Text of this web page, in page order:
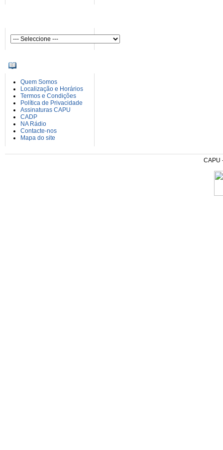
Quem Somos
Localização e Horários
Termos e Condições
Política de Privacidade
Assinaturas CAPU
CADP
NA Rádio
Contacte-nos
Mapa do site
CAPU